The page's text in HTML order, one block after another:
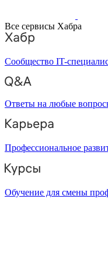
Все сервисы Хабра
Сообщество IT-
Ответы на любые
Профессиональное
Обучение для смены